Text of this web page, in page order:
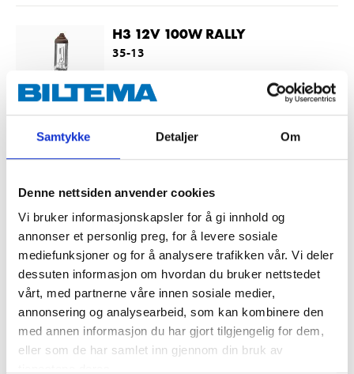
Samtykke Detaljer Om
Denne nettsiden anvender cookies
Vi bruker informasjonskapsler for å gi innhold og
annonser et personlig preg, for å levere sosiale
mediefunksjoner og for å analysere trafikken vår. Vi deler
dessuten informasjon om hvordan du bruker nettstedet
vårt, med partnerne våre innen sosiale medier,
annonsering og analysearbeid, som kan kombinere den
med annen informasjon du har gjort tilgjengelig for dem,
eller som de har samlet inn gjennom din bruk av
H3 12V 100W RALLY
35-13
Socket
H3
H3
2290
H7 12V 100W RALLY
35-17
H7